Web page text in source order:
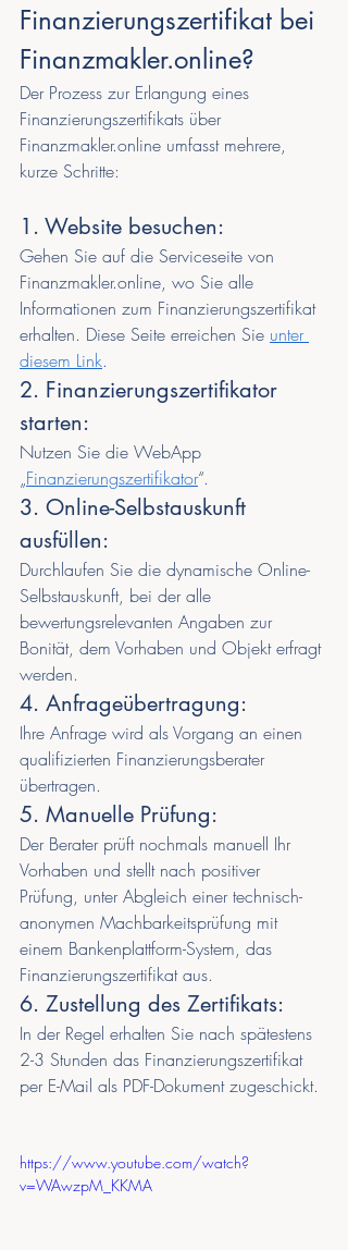
Finanzierungszertifikat bei
Finanzmakler.online?
Der Prozess zur Erlangung eines
Finanzierungszertifikats über
Finanzmakler.online umfasst mehrere,
kurze Schritte:
1. Website besuchen:
Gehen Sie auf die Serviceseite von
Finanzmakler.online, wo Sie alle
Informationen zum Finanzierungszertifikat
erhalten. Diese Seite erreichen Sie unter
diesem Link.
2. Finanzierungszertifikator
starten:
Nutzen Sie die WebApp
„Finanzierungszertifikator“.
3. Online-Selbstauskunft
ausfüllen:
Durchlaufen Sie die dynamische Online-
Selbstauskunft, bei der alle
bewertungsrelevanten Angaben zur
Bonität, dem Vorhaben und Objekt erfragt
werden.
4. Anfrageübertragung:
Ihre Anfrage wird als Vorgang an einen
qualifizierten Finanzierungsberater
übertragen.
5. Manuelle Prüfung:
Der Berater prüft nochmals manuell Ihr
Vorhaben und stellt nach positiver
Prüfung, unter Abgleich einer technisch-
anonymen Machbarkeitsprüfung mit
einem Bankenplattform-System, das
Finanzierungszertifikat aus.
6. Zustellung des Zertifikats:
In der Regel erhalten Sie nach spätestens
2-3 Stunden das Finanzierungszertifikat
per E-Mail als PDF-Dokument zugeschickt.
https://www.youtube.com/watch?
v=WAwzpM_KKMA